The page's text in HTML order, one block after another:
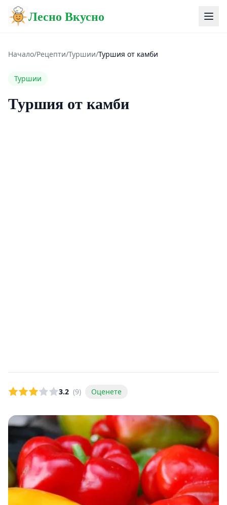
Лесно Вкусно
Начало/Рецепти/Туршии/Туршия от камби
Туршии
Туршия от камби
3.2 (9) Оценете